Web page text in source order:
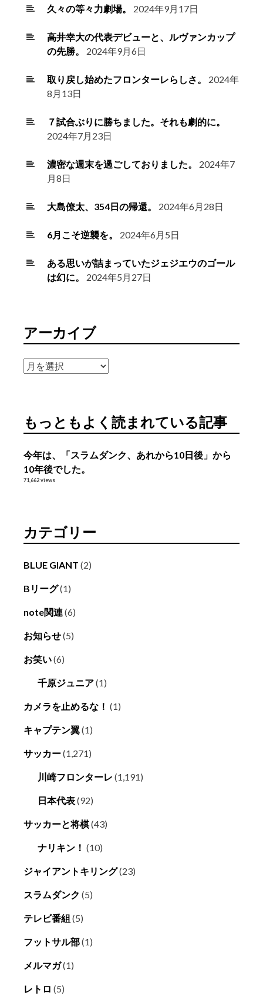
久々の等々力劇場。 2024年9月17日
高井幸大の代表デビューと、ルヴァンカップ
の先勝。
2024年9月6日
取り戻し始めたフロンターレらしさ。
2024年
8月13日
７試合ぶりに勝ちました。それも劇的に。
2024年7月23日
濃密な週末を過ごしておりました。
2024年7
月8日
大島僚太、354日の帰還。 2024年6月28日
6月こそ逆襲を。 2024年6月5日
ある思いが詰まっていたジェジエウのゴール
は幻に。
2024年5月27日
アーカイブ
ア
ブ
もっともよく読まれている記事
今年は、「スラムダンク、あれから10日後」から
10年後でした。
71,662 views
カテゴリー
BLUE GIANT (2)
Bリーグ(1)
note関連(6)
お知らせ(5)
お笑い(6)
千原ジュニア(1)
カメラを止めるな！ (1)
キャプテン翼(1)
サッカー(1,271)
川崎フロンターレ (1,191)
日本代表(92)
サッカーと将棋(43)
ナリキン！ (10)
ジャイアントキリング(23)
スラムダンク (5)
テレビ番組 (5)
フットサル部(1)
メルマガ(1)
レトロ (5)